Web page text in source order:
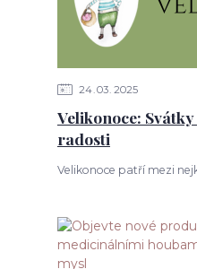
24 03 2025
Velikonoce:
radosti
Velikonoce patří mezi